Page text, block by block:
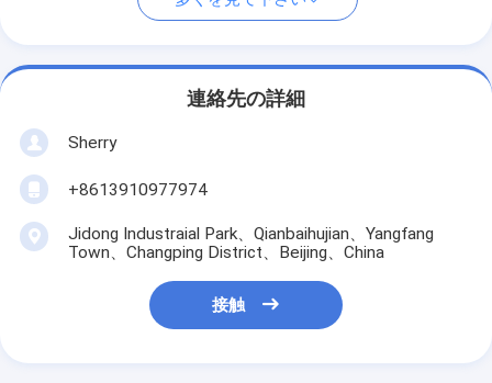
連絡先の詳細
Sherry
+8613910977974
Jidong Industraial Park、Qianbaihujian、Yangfang
Town、Changping District、Beijing、China
接触